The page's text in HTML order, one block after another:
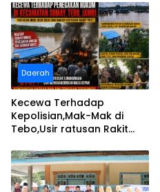
Daerah
Kecewa Terhadap
Kepolisian,Mak-Mak di
Tebo,Usir ratusan Rakit